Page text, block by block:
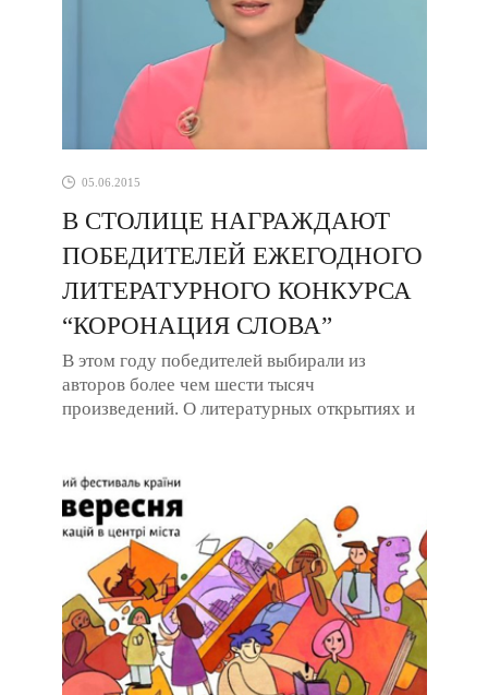
05.06.2015
В СТОЛИЦЕ НАГРАЖДАЮТ
ПОБЕДИТЕЛЕЙ ЕЖЕГОДНОГО
ЛИТЕРАТУРНОГО КОНКУРСА
“КОРОНАЦИЯ СЛОВА”
В этом году победителей выбирали из
авторов более чем шести тысяч
произведений. О литературных открытиях и